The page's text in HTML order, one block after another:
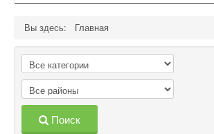
Вы здесь: Главная
Поиск